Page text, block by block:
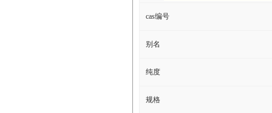
cas编号
别名
纯度
规格